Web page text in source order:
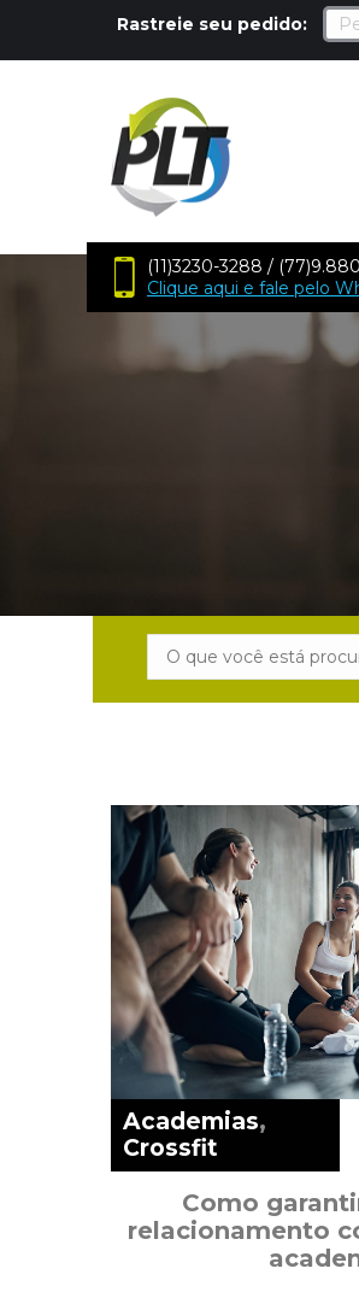
Rastreie seu pedido:
(11)3230-3288 /
Clique aqui e fale pelo
Search:
Como
relacionamento
Academias,
Crossfit